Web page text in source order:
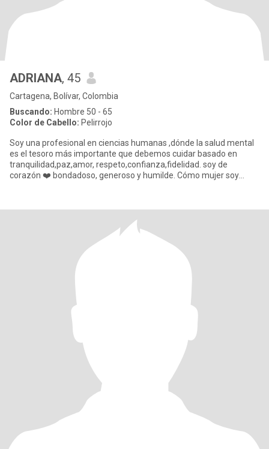
ADRIANA, 45
Cartagena, Bolívar, Colombia
Buscando: Hombre 50 - 65
Color de Cabello: Pelirrojo
Soy una profesional en ciencias humanas ,dónde la salud mental
es el tesoro más importante que debemos cuidar basado en
tranquilidad,paz,amor, respeto,confianza,fidelidad. soy de
corazón ❤️ bondadoso, generoso y humilde. Cómo mujer soy